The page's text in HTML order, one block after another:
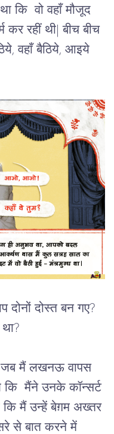
कि वो वहाँ मौजूद
कर रहीं थी| बीच बीच
वहाँ बैठिये, आइये
दोस्त बन गए?
जब मैं लखनऊ वापस
कि मैंने उनके कॉन्सर्ट
कि मैं उन्हें बेग़म अख्तर
से बात करने में